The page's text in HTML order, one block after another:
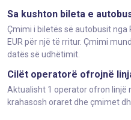
Sa kushton bileta e
Çmimi i biletës së autobusit nga
EUR për një të rritur. Çmimi
datës së udhëtimit.
Cilët operatorë ofrojnë
Aktualisht 1 operator ofron linjë
krahasosh oraret dhe çmimet